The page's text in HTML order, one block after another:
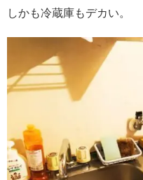
しかも冷蔵庫もデカい。